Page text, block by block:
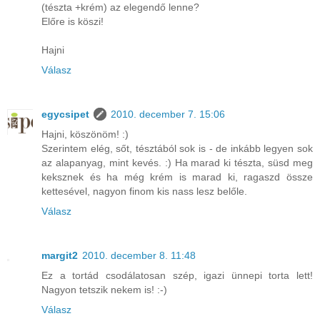
(tészta +krém) az elegendő lenne?
Előre is köszi!
Hajni
Válasz
egycsipet
2010. december 7. 15:06
Hajni, köszönöm! :)
Szerintem elég, sőt, tésztából sok is - de inkább legyen sok
az alapanyag, mint kevés. :) Ha marad ki tészta, süsd meg
keksznek és ha még krém is marad ki, ragaszd össze
kettesével, nagyon finom kis nass lesz belőle.
Válasz
margit2 2010. december 8. 11:48
Ez a tortád csodálatosan szép, igazi ünnepi torta lett!
Nagyon tetszik nekem is! :-)
Válasz